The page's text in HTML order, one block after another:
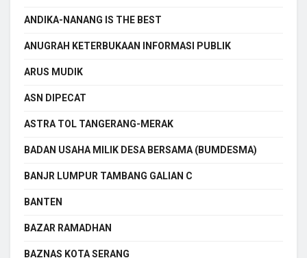
ANDIKA-NANANG IS THE BEST
ANUGRAH KETERBUKAAN INFORMASI PUBLIK
ARUS MUDIK
ASN DIPECAT
ASTRA TOL TANGERANG-MERAK
BADAN USAHA MILIK DESA BERSAMA (BUMDESMA)
BANJR LUMPUR TAMBANG GALIAN C
BANTEN
BAZAR RAMADHAN
BAZNAS KOTA SERANG